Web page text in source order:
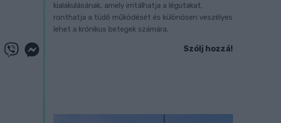
kialakulásának, amely irritálhatja a légutakat,
ronthatja a tüdő működését és különösen veszélyes
lehet a krónikus betegek számára.
Szólj hozzá!